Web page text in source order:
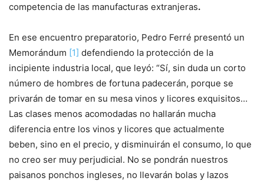
competencia de las manufacturas extranjeras.
En ese encuentro preparatorio, Pedro Ferré presentó un
Memorándum [1] defendiendo la protección de la
incipiente industria local, que leyó: “Sí, sin duda un corto
número de hombres de fortuna padecerán, porque se
privarán de tomar en su mesa vinos y licores exquisitos…
Las clases menos acomo­dadas no hallarán mucha
diferencia entre los vinos y licores que actualmente
beben, sino en el precio, y disminuirán el consumo, lo que
no creo ser muy perju­dicial. No se pondrán nuestros
paisanos ponchos ingleses, no llevarán bolas y lazos